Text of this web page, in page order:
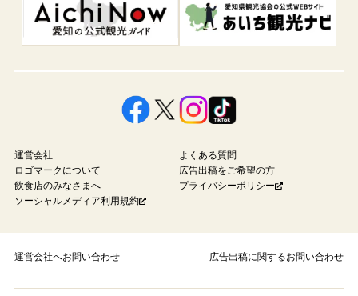
運営会社
よくある質問
ロゴマークについて
広告出稿をご希望の方
飲食店のみなさまへ
プライバシーポリシー
ソーシャルメディア利用規約
運営会社へお問い合わせ 広告出稿に関するお問い合わせ